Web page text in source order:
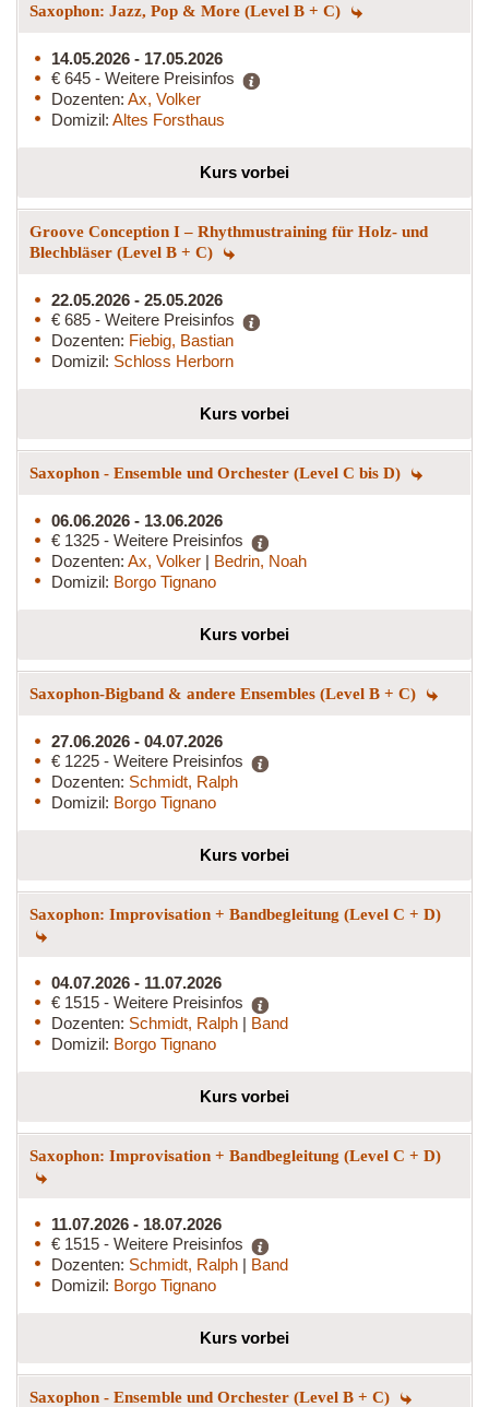
Saxophon: Jazz, Pop & More (Level B + C)
14.05.2026 - 17.05.2026
€ 645 - Weitere Preisinfos
Dozenten: Ax, Volker
Domizil: Altes Forsthaus
Kurs vorbei
Groove Conception I – Rhythmustraining für Holz- und
Blechbläser (Level B + C)
22.05.2026 - 25.05.2026
€ 685 - Weitere Preisinfos
Dozenten: Fiebig, Bastian
Domizil: Schloss Herborn
Kurs vorbei
Saxophon - Ensemble und Orchester (Level C bis D)
06.06.2026 - 13.06.2026
€ 1325 - Weitere Preisinfos
Dozenten: Ax, Volker | Bedrin, Noah
Domizil: Borgo Tignano
Kurs vorbei
Saxophon-Bigband & andere Ensembles (Level B + C)
27.06.2026 - 04.07.2026
€ 1225 - Weitere Preisinfos
Dozenten: Schmidt, Ralph
Domizil: Borgo Tignano
Kurs vorbei
Saxophon: Improvisation + Bandbegleitung (Level C + D)
04.07.2026 - 11.07.2026
€ 1515 - Weitere Preisinfos
Dozenten: Schmidt, Ralph | Band
Domizil: Borgo Tignano
Kurs vorbei
Saxophon: Improvisation + Bandbegleitung (Level C + D)
11.07.2026 - 18.07.2026
€ 1515 - Weitere Preisinfos
Dozenten: Schmidt, Ralph | Band
Domizil: Borgo Tignano
Kurs vorbei
Saxophon - Ensemble und Orchester (Level B + C)